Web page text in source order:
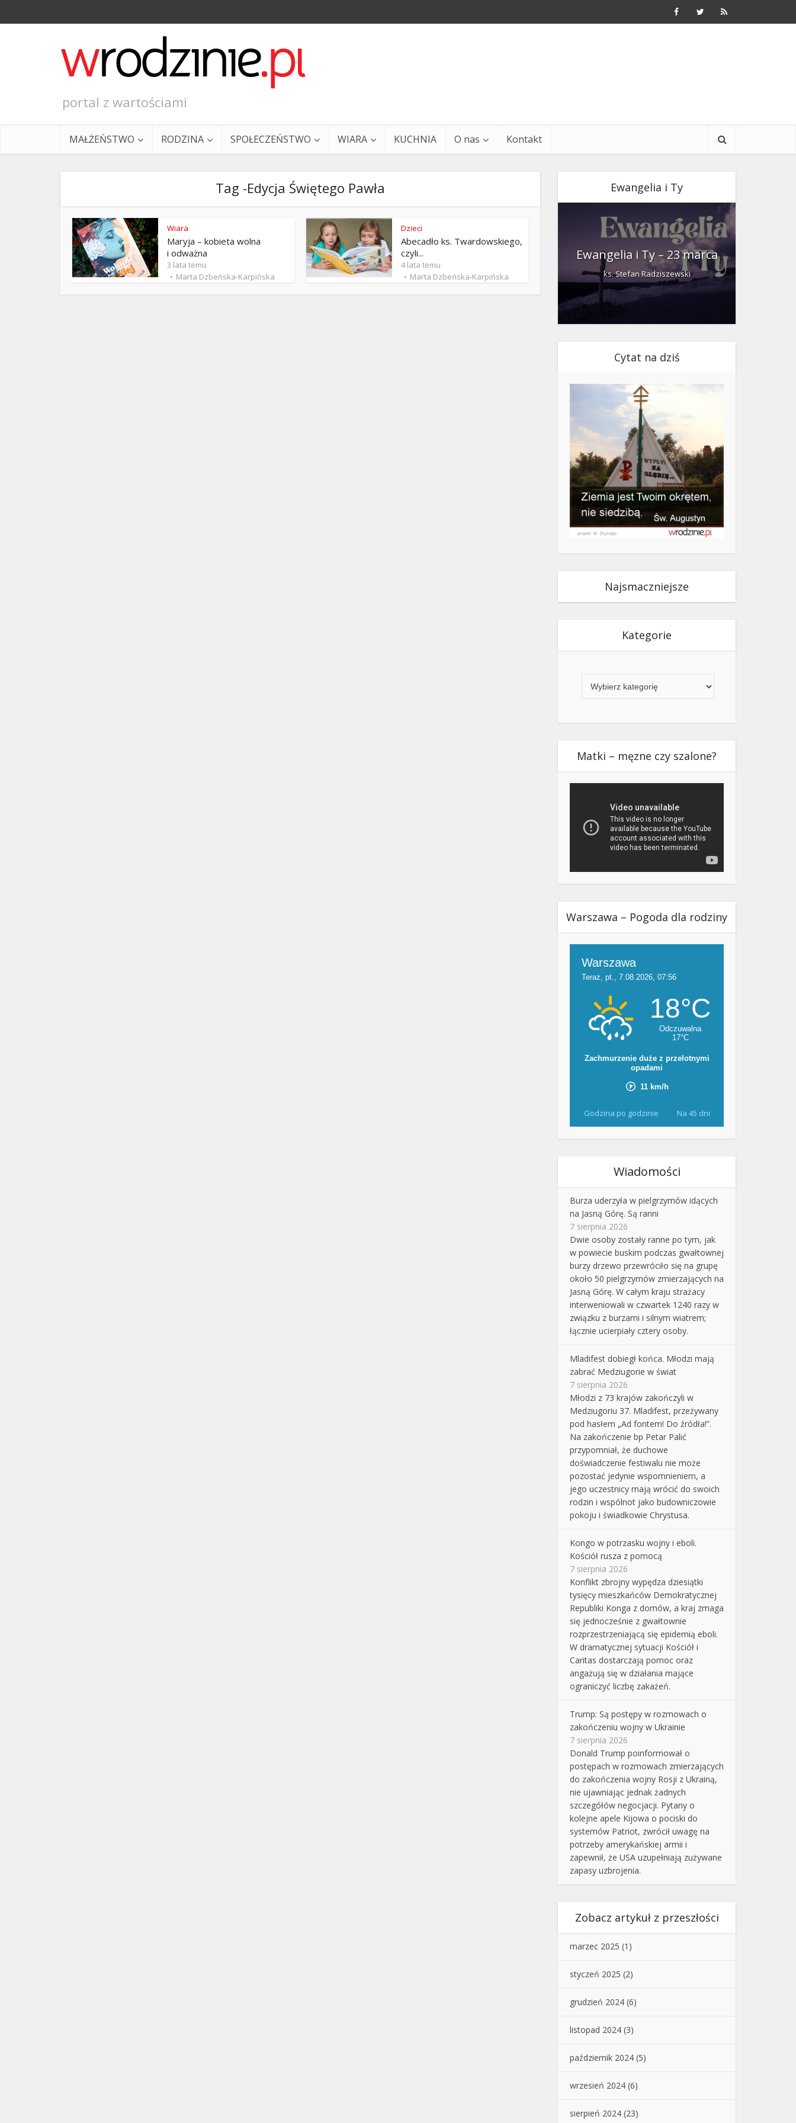
portal z wartościami
MAŁŻEŃSTWO RODZINA SPOŁECZEŃSTWO WIARA KUCHNIA O nas Kontakt
Tag -Edycja Świętego Pawła
Wiara
Maryja – kobieta wolna
i odważna
3 lata temu
Marta Dzbeńska-Karpińska
Dzieci
Abecadło ks. Twardowskiego,
czyli...
4 lata temu
Marta Dzbeńska-Karpińska
Ewangelia i Ty
Ewangelia i Ty – 29 grudnia
ks. Stefan Radziszewski
Ewangelia i Ty – 27 grudnia
ks. Stefan Radziszewski
Ewangelia i Ty – 23 marca
ks. Stefan Radziszewski
Cytat na dziś
Najsmaczniejsze
Kategorie
Matki – męzne czy szalone?
Warszawa – Pogoda dla rodziny
Godzina po godzinie Na 45 dni
Wiadomości
Burza uderzyła w pielgrzymów idących
na Jasną Górę. Są ranni
7 sierpnia 2026
Dwie osoby zostały ranne po tym, jak
w powiecie buskim podczas gwałtownej
burzy drzewo przewróciło się na grupę
około 50 pielgrzymów zmierzających na
Jasną Górę. W całym kraju strażacy
interweniowali w czwartek 1240 razy w
związku z burzami i silnym wiatrem;
łącznie ucierpiały cztery osoby.
Mladifest dobiegł końca. Młodzi mają
zabrać Medziugorie w świat
7 sierpnia 2026
Młodzi z 73 krajów zakończyli w
Medziugoriu 37. Mladifest, przeżywany
pod hasłem „Ad fontem! Do źródła!”.
Na zakończenie bp Petar Palić
przypomniał, że duchowe
doświadczenie festiwalu nie może
pozostać jedynie wspomnieniem, a
jego uczestnicy mają wrócić do swoich
rodzin i wspólnot jako budowniczowie
pokoju i świadkowie Chrystusa.
Kongo w potrzasku wojny i eboli.
Kościół rusza z pomocą
7 sierpnia 2026
Konflikt zbrojny wypędza dziesiątki
tysięcy mieszkańców Demokratycznej
Republiki Konga z domów, a kraj zmaga
się jednocześnie z gwałtownie
rozprzestrzeniającą się epidemią eboli.
W dramatycznej sytuacji Kościół i
Caritas dostarczają pomoc oraz
angażują się w działania mające
ograniczyć liczbę zakażeń.
Trump: Są postępy w rozmowach o
zakończeniu wojny w Ukrainie
7 sierpnia 2026
Donald Trump poinformował o
postępach w rozmowach zmierzających
do zakończenia wojny Rosji z Ukrainą,
nie ujawniając jednak żadnych
szczegółów negocjacji. Pytany o
kolejne apele Kijowa o pociski do
systemów Patriot, zwrócił uwagę na
potrzeby amerykańskiej armii i
zapewnił, że USA uzupełniają zużywane
zapasy uzbrojenia.
Zobacz artykuł z przeszłości
marzec 2025 (1)
styczeń 2025 (2)
grudzień 2024 (6)
listopad 2024 (3)
październik 2024 (5)
wrzesień 2024 (6)
sierpień 2024 (23)